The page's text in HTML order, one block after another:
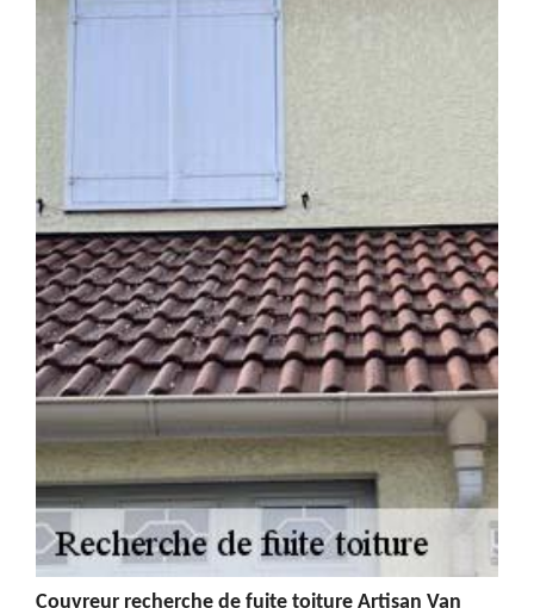
Couvreur recherche de fuite toiture Artisan Van